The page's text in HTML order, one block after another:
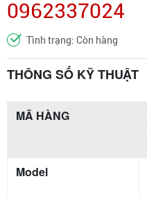
0962337024
Tình trạng: Còn hàng
THÔNG SỐ KỸ THUẬT
MÃ HÀNG
Model